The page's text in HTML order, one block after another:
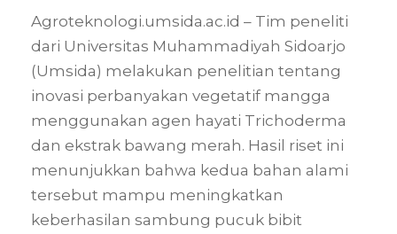
Agroteknologi.umsida.ac.id – Tim peneliti
dari Universitas Muhammadiyah Sidoarjo
(Umsida) melakukan penelitian tentang
inovasi perbanyakan vegetatif mangga
menggunakan agen hayati Trichoderma
dan ekstrak bawang merah. Hasil riset ini
menunjukkan bahwa kedua bahan alami
tersebut mampu meningkatkan
keberhasilan sambung pucuk bibit